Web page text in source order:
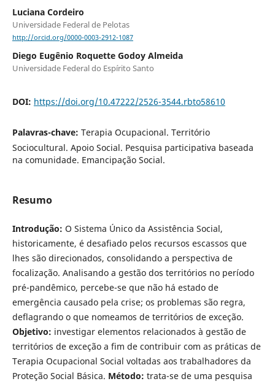
Luciana Cordeiro
Universidade Federal de Pelotas
http://orcid.org/0000-0003-2912-1087
Diego Eugênio Roquette Godoy Almeida
Universidade Federal do Espírito Santo
DOI: https://doi.org/10.47222/2526-3544.rbto58610
Palavras-chave: Terapia Ocupacional. Território
Sociocultural. Apoio Social. Pesquisa participativa baseada
na comunidade. Emancipação Social.
Resumo
Introdução: O Sistema Único da Assistência Social,
historicamente, é desafiado pelos recursos escassos que
lhes são direcionados, consolidando a perspectiva de
focalização. Analisando a gestão dos territórios no período
pré-pandêmico, percebe-se que não há estado de
emergência causado pela crise; os problemas são regra,
deflagrando o que nomeamos de territórios de exceção.
Objetivo: investigar elementos relacionados à gestão de
territórios de exceção a fim de contribuir com as práticas de
Terapia Ocupacional Social voltadas aos trabalhadores da
Proteção Social Básica. Método: trata-se de uma pesquisa